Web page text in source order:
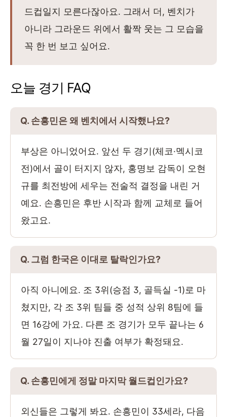
드컵일지 모른다잖아요. 그래서 더, 벤치가
아니라 그라운드 위에서 활짝 웃는 그 모습을
꼭 한 번 보고 싶어요.
오늘 경기 FAQ
Q. 손흥민은 왜 벤치에서 시작했나요?
부상은 아니었어요. 앞선 두 경기(체코·멕시코
전)에서 골이 터지지 않자, 홍명보 감독이 오현
규를 최전방에 세우는 전술적 결정을 내린 거
예요. 손흥민은 후반 시작과 함께 교체로 들어
왔고요.
Q. 그럼 한국은 이대로 탈락인가요?
아직 아니에요. 조 3위(승점 3, 골득실 -1)로 마
쳤지만, 각 조 3위 팀들 중 성적 상위 8팀에 들
면 16강에 가요. 다른 조 경기가 모두 끝나는 6
월 27일이 지나야 진출 여부가 확정돼요.
Q. 손흥민에게 정말 마지막 월드컵인가요?
외신들은 그렇게 봐요. 손흥민이 33세라, 다음